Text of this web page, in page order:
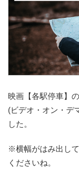
映画【各駅停車】
(ビデオ・オン・デ
した。
※横幅がはみ出し
くださいね。